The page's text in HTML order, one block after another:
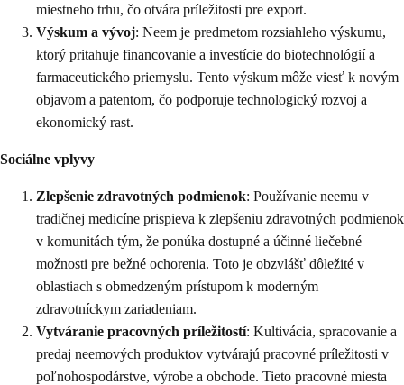
miestneho trhu, čo otvára príležitosti pre export.
Výskum a vývoj: Neem je predmetom rozsiahleho výskumu,
ktorý pritahuje financovanie a investície do biotechnológií a
farmaceutického priemyslu. Tento výskum môže viesť k novým
objavom a patentom, čo podporuje technologický rozvoj a
ekonomický rast.
Sociálne vplyvy
Zlepšenie zdravotných podmienok: Používanie neemu v
tradičnej medicíne prispieva k zlepšeniu zdravotných podmienok
v komunitách tým, že ponúka dostupné a účinné liečebné
možnosti pre bežné ochorenia. Toto je obzvlášť dôležité v
oblastiach s obmedzeným prístupom k moderným
zdravotníckym zariadeniam.
Vytváranie pracovných príležitostí: Kultivácia, spracovanie a
predaj neemových produktov vytvárajú pracovné príležitosti v
poľnohospodárstve, výrobe a obchode. Tieto pracovné miesta